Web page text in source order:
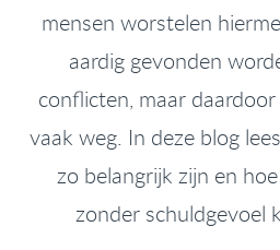
mensen worstelen
aardig gevonden
conflicten, maar
vaak weg. In deze blog
zo belangrijk zijn en
zonder schuldgevoel